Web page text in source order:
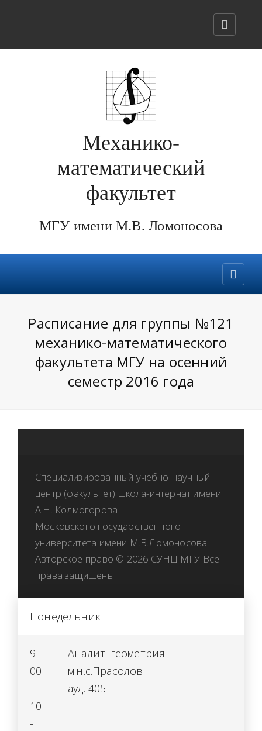
Механико-
математический
факультет
МГУ имени М.В. Ломоносова
Расписание для группы №121
механико-математического
факультета МГУ на осенний
семестр 2016 года
Специализированный учебно-научный
центр (факультет) школа-интернат имени
А.Н. Колмогорова
Московского государственного
университета имени М.В.Ломоносова
Авторское право © 2026 СУНЦ МГУ Все
права защищены.
Понедельник
9-
00
—
10
-
Аналит. геометрия
м.н.с.Прасолов
ауд. 405